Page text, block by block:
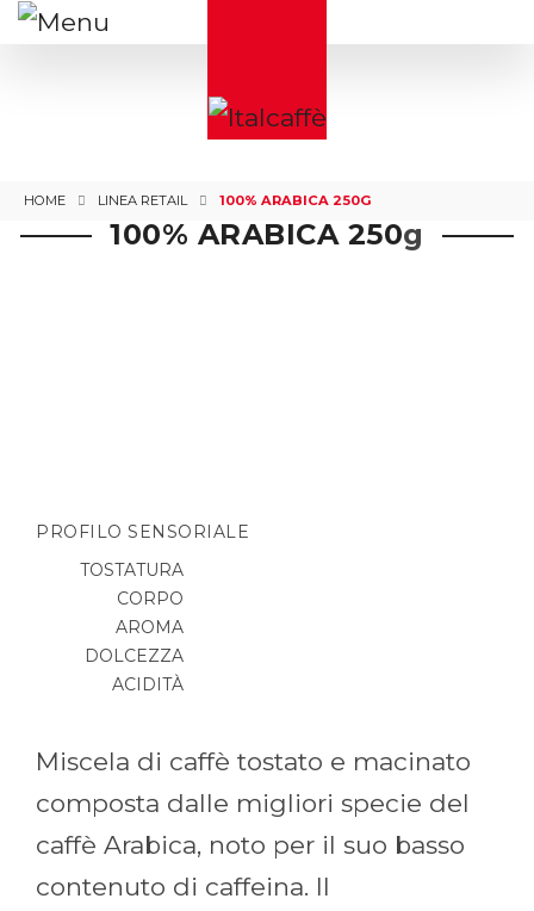
HOME LINEA RETAIL 100% ARABICA 250G
100% ARABICA 250g
PROFILO SENSORIALE
TOSTATURA
CORPO
AROMA
DOLCEZZA
ACIDITÀ
Miscela di caffè tostato e macinato
composta dalle migliori specie del
caffè Arabica, noto per il suo basso
contenuto di caffeina. Il